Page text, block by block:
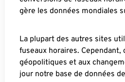
gère les données mondiales
La plupart des autres sites
fuseaux horaires.
géopolitiques et aux
jour notre base de données